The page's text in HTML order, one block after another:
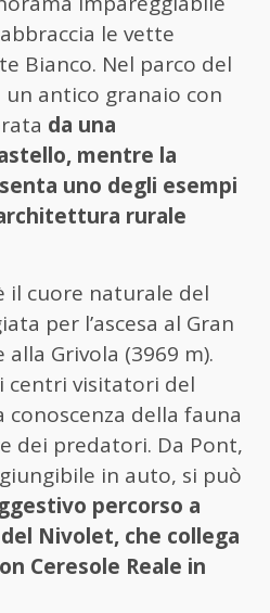
le vette
Bianco. Nel parco del
un antico granaio con
da una
mentre la
uno degli esempi
rurale
il cuore naturale del
per l’ascesa al Gran
alla Grivola (3969 m).
centri visitatori del
conoscenza della fauna
dei predatori. Da Pont,
in auto, si può
percorso a
Nivolet, che collega
Ceresole Reale in